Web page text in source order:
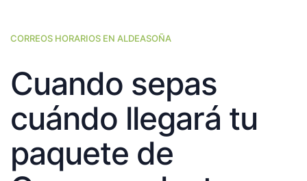
CORREOS HORARIOS EN ALDEASOÑA
Cuando sepas
cuándo llegará tu
paquete de